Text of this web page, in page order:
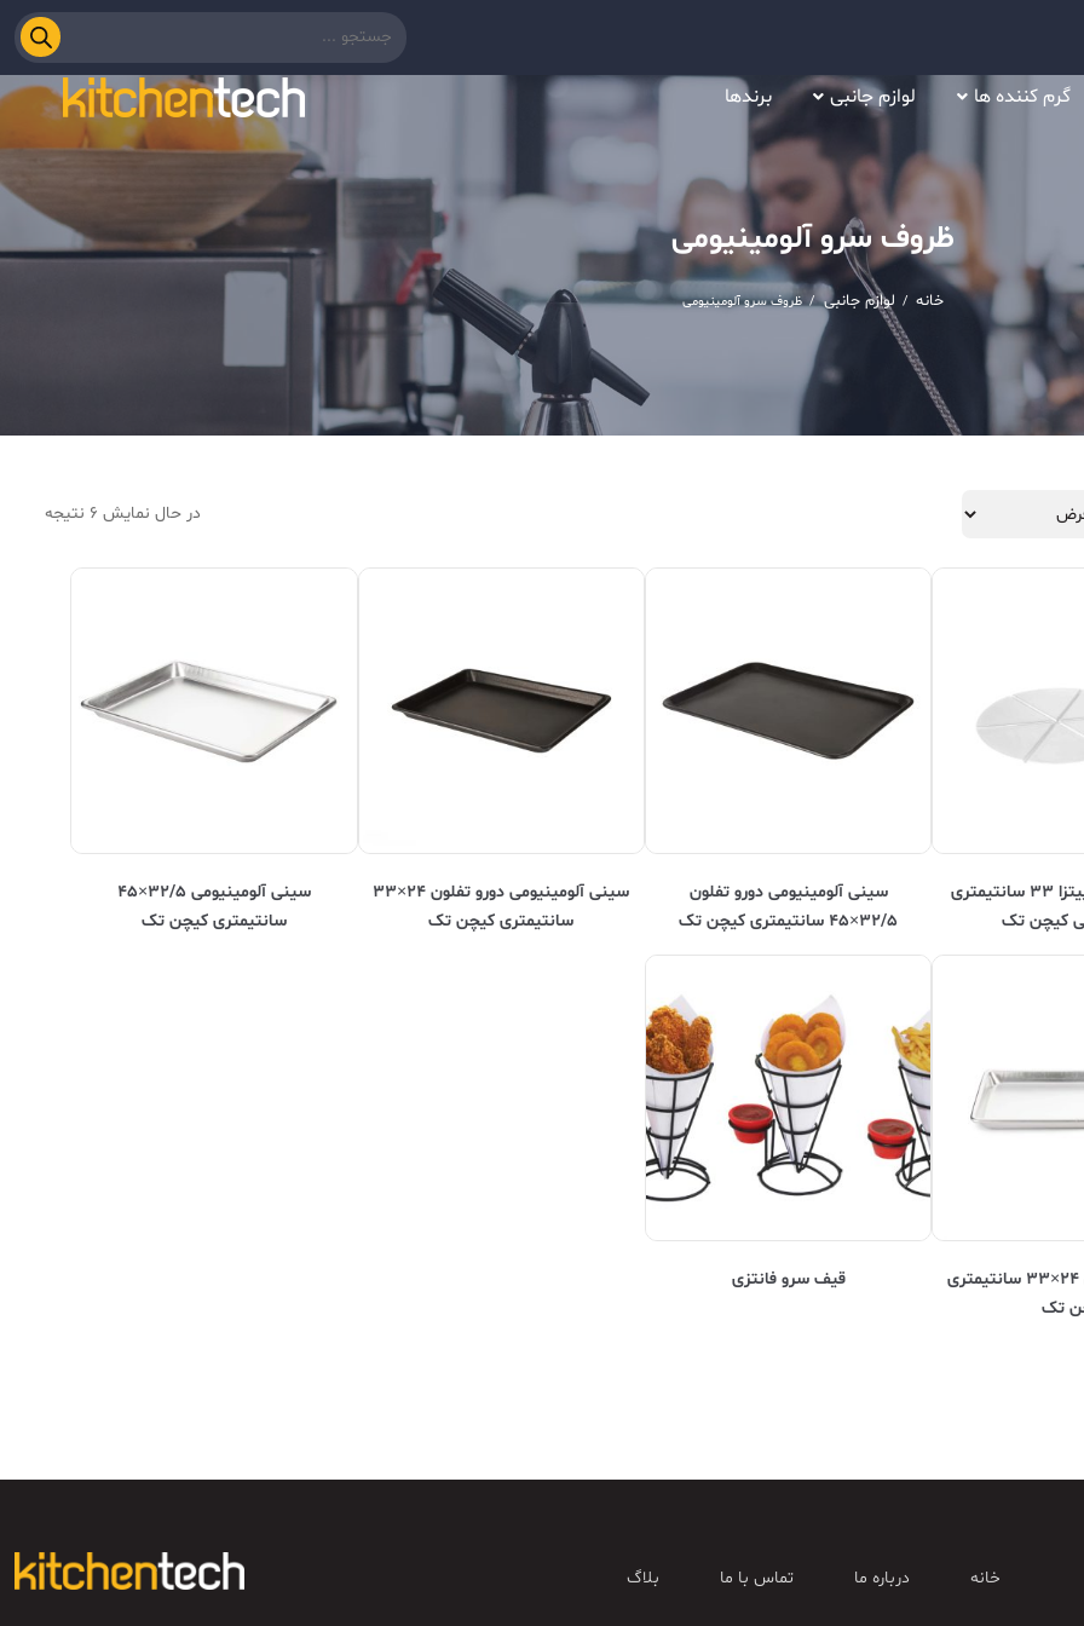
گرم کننده ها لوازم جانبی برندها
ظروف سرو آلومینیومی
خانه / لوازم جانبی / ظروف سرو آلومینیومی
در حال نمایش 6 نتیجه
سینی اسلایسی پیتزا ۳۳ سانتیمتری
کیچن تک
سینی آلومینیومی دورو تفلون
۳۲/۵×۴۵ سانتیمتری کیچن تک
سینی آلومینیومی دورو تفلون ۲۴×۳۳
سانتیمتری کیچن تک
سینی آلومینیومی ۳۲/۵×۴۵
سانتیمتری کیچن تک
سینی آلومینیومی ۲۴×۳۳ سانتیمتری
تک
قیف سرو فانتزی
خانه درباره ما تماس با ما بلاگ